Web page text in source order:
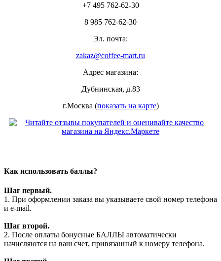
+7 495 762-62-30
8 985 762-62-30
Эл. почта:
zakaz@coffee-mart.ru
Адрес магазина:
Дубнинская, д.83
г.Москва (показать на карте)
Как использовать баллы?
Шаг первый.
1. При оформлении заказа вы указываете свой номер телефона
и e-mail.
Шаг второй.
2. После оплаты бонусные БАЛЛЫ автоматически
начисляются на ваш счет, привязанный к номеру телефона.